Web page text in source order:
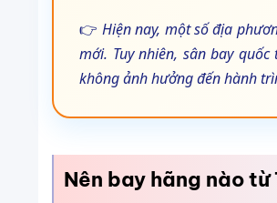
👉 Hiện nay, một số địa
mới. Tuy nhiên, sân bay
không ảnh hưởng đến hành
Nên bay hãng nào